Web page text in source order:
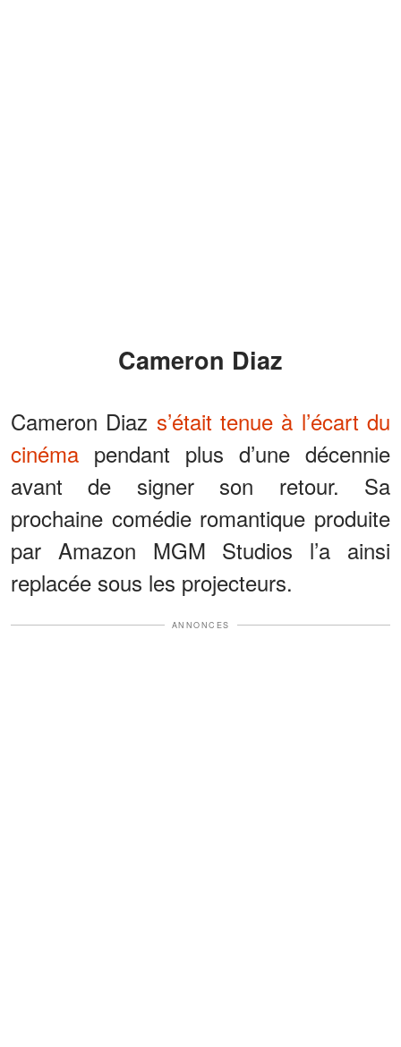
Cameron Diaz
Cameron Diaz s’était tenue à l’écart du
cinéma pendant plus d’une décennie
avant de signer son retour. Sa
prochaine comédie romantique produite
par Amazon MGM Studios l’a ainsi
replacée sous les projecteurs.
ANNONCES